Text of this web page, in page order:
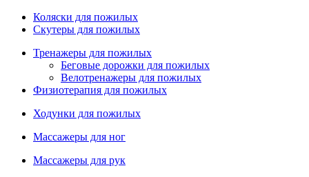
Коляски для пожилых
Скутеры для пожилых
Тренажеры для пожилых
Беговые дорожки для пожилых
Велотренажеры для пожилых
Физиотерапия для пожилых
Ходунки для пожилых
Массажеры для ног
Массажеры для рук